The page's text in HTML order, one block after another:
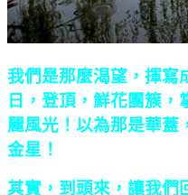
我們是那麼渴望，揮寫
日，登頂，鮮花團簇
麗風光！以為那是華蓋
金星！
其實，到頭來，讓我們